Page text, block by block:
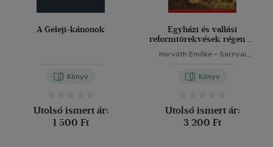
A Geleji-kánonok
Könyv
Utolsó ismert ár:
1 500 Ft
Egyházi és vallási
reformtörekvések régen és
ma
Horváth Emőke- Sarnyai
Könyv
Utolsó ismert ár:
3 200 Ft